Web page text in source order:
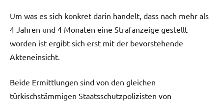
Um was es sich konkret darin handelt, dass nach mehr als
4 Jahren und 4 Monaten eine Strafanzeige gestellt
worden ist ergibt sich erst mit der bevorstehende
Akteneinsicht.
Beide Ermittlungen sind von den gleichen
türkischstämmigen Staatsschutzpolizisten von